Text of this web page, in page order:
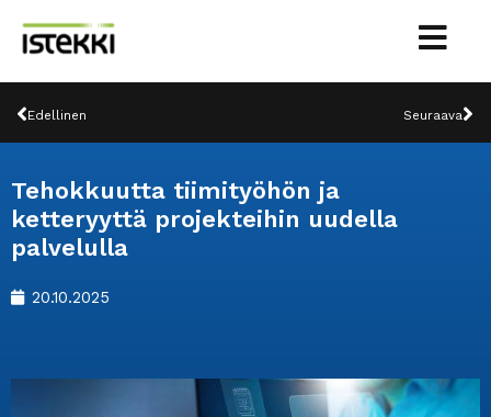
sisältöön
Prev
Edellinen Seuraava
Tehokkuutta tiimityöhön ja
ketteryyttä projekteihin uudella
palvelulla
20.10.2025